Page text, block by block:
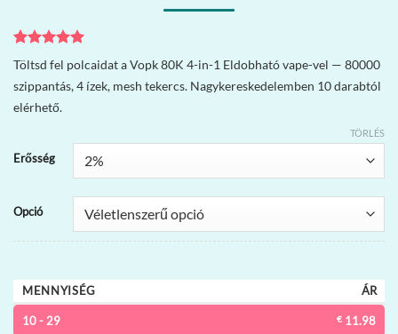
Értékelés
az 5-ből,
5
értékelés
alapján
Töltsd fel polcaidat a Vopk 80K 4-in-1 Eldobható vape-vel — 80000
szippantás, 4 ízek, mesh tekercs. Nagykereskedelemben 10 darabtól
elérhető.
Erősség
Opció
TÖRLÉS
MENNYISÉG ÁR
10 - 29 € 11.98